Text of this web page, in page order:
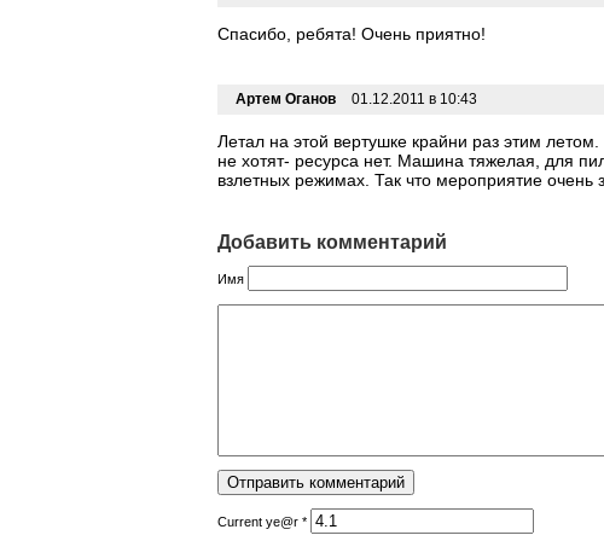
Спасибо, ребята! Очень приятно!
Артем Оганов 01.12.2011 в 10:43
Летал на этой вертушке крайни раз этим
не хотят- ресурса нет. Машина тяжелая, для
взлетных режимах. Так что мероприятие очень
Добавить комментарий
Имя
Current ye@r *